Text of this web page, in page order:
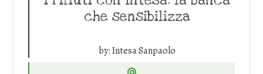
che sensibilizza
by:Intesa Sanpaolo